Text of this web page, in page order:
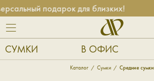
подарок для близких!
СУМКИ В ОФИС
Каталог Сумки Средние сумки